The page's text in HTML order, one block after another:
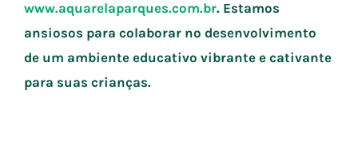
www.aquarelaparques.com.br. Estamos
ansiosos para colaborar no desenvolvimento
de um ambiente educativo vibrante e cativante
para suas crianças.